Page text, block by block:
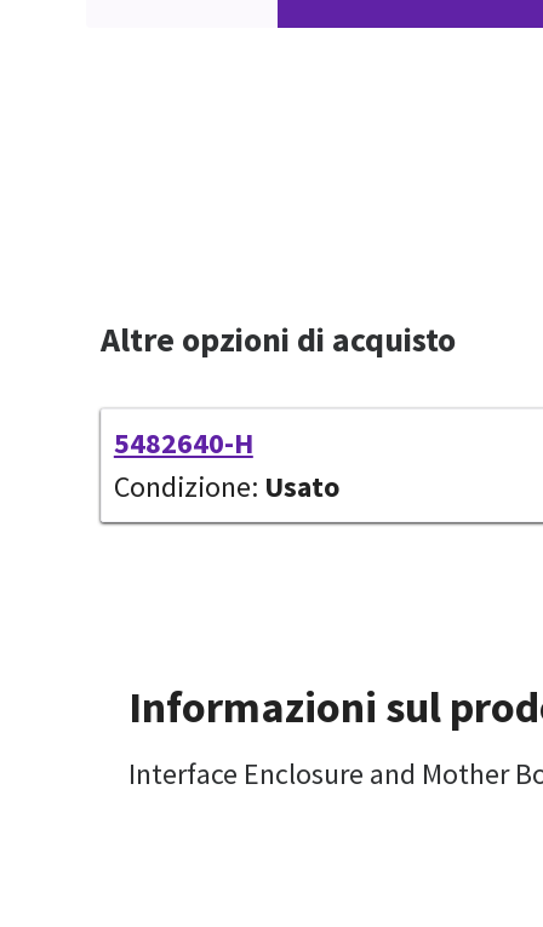
Altre opzioni di acquisto
5482640-H
Condizione: Usato
Informazioni sul
Interface Enclosure and Mother